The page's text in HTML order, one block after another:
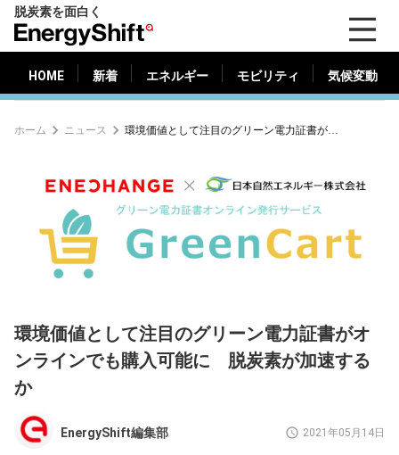
脱炭素を面白く
ナ
ジ
ー
フ
HOME 新着 エネルギー モビリティ 気候変動
新着 エネルギー 気候変動
ホーム ニュース 環境価値として注目のグリーン電力証書がオンラインでも購入可能に 脱炭素が加速するか
環境価値として注目のグリーン電力証書がオ
ンラインでも購入可能に 脱炭素が加速する
か
EnergyShift編集部 2021年05月14日